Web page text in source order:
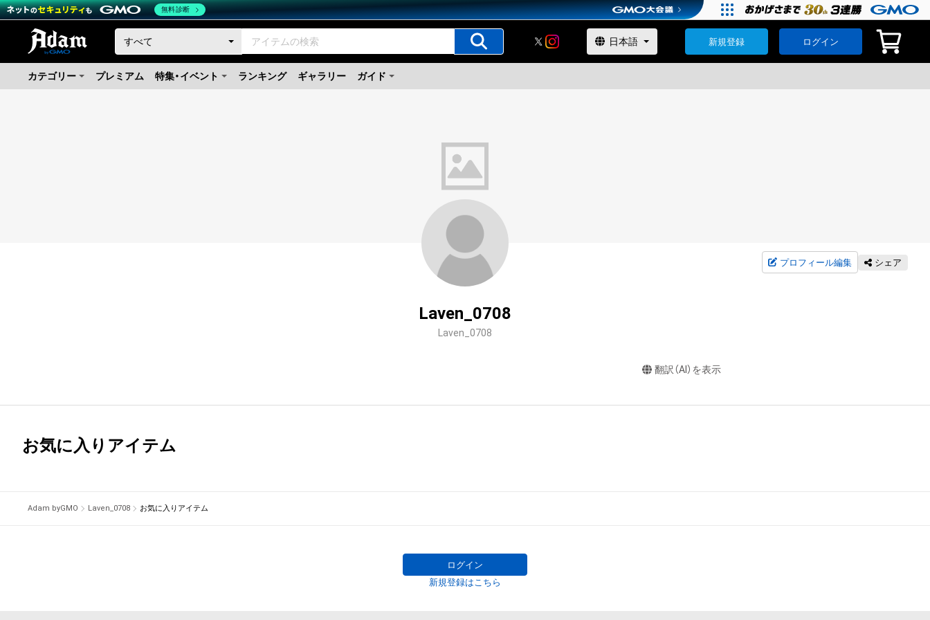
新規登録 ログイン
カテゴリー プレミアム 特集・イベント ランキング ギャラリー ガイド
プロフィール編集 シェア
Laven_0708
Laven_0708
翻訳（AI）を表示
お気に入りアイテム
Adam byGMO Laven_0708 お気に入りアイテム
ログイン
新規登録はこちら
無料診断